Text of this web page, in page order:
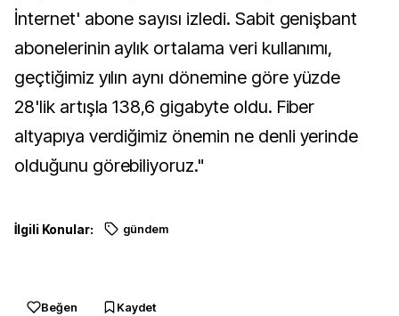
İnternet' abone sayısı izledi. Sabit genişbant
abonelerinin aylık ortalama veri kullanımı,
geçtiğimiz yılın aynı dönemine göre yüzde
28'lik artışla 138,6 gigabyte oldu. Fiber
altyapıya verdiğimiz önemin ne denli yerinde
olduğunu görebiliyoruz."
İlgili Konular: gündem
Beğen Kaydet